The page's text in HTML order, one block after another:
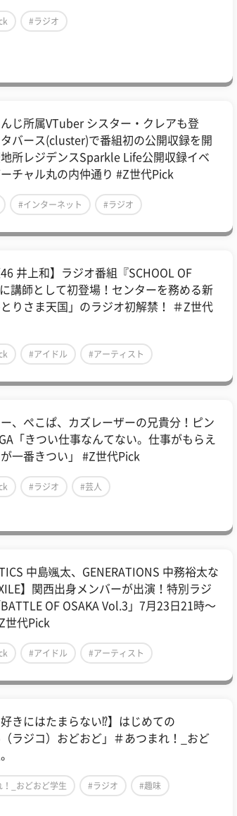
#ラジオ
んじ所属VTuber シスター・クレアも登
バース(cluster)で番組初の公開収録を開
所レジデンスSparkle Life公開収録イベ
チャル丸の内仲通り #Z世代Pick
#インターネット #ラジオ
46 井上和】ラジオ番組『SCHOOL OF
に講師として初登場！センターを務める新
りさま天国」のラジオ初解禁！ ＃Z世代
#アイドル #アーティスト
、ぺこぱ、カズレーザーの兄貴分！ピン
「きつい仕事なんてない。仕事がもらえ
一番きつい」 #Z世代Pick
#ラジオ #芸人
中島颯太、GENERATIONS 中務裕太な
】関西出身メンバーが出演！特別ラジ
OF OSAKA Vol.3」7月23日21時〜
世代Pick
#アイドル #アーティスト
好きにはたまらない⁉】はじめての
（ラジコ）おどおど」＃あつまれ！_おど
！_おどおど学生 #ラジオ #趣味